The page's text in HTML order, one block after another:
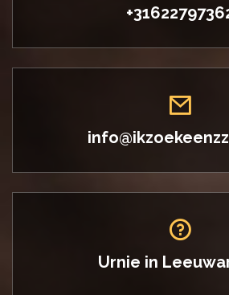
Urnie in